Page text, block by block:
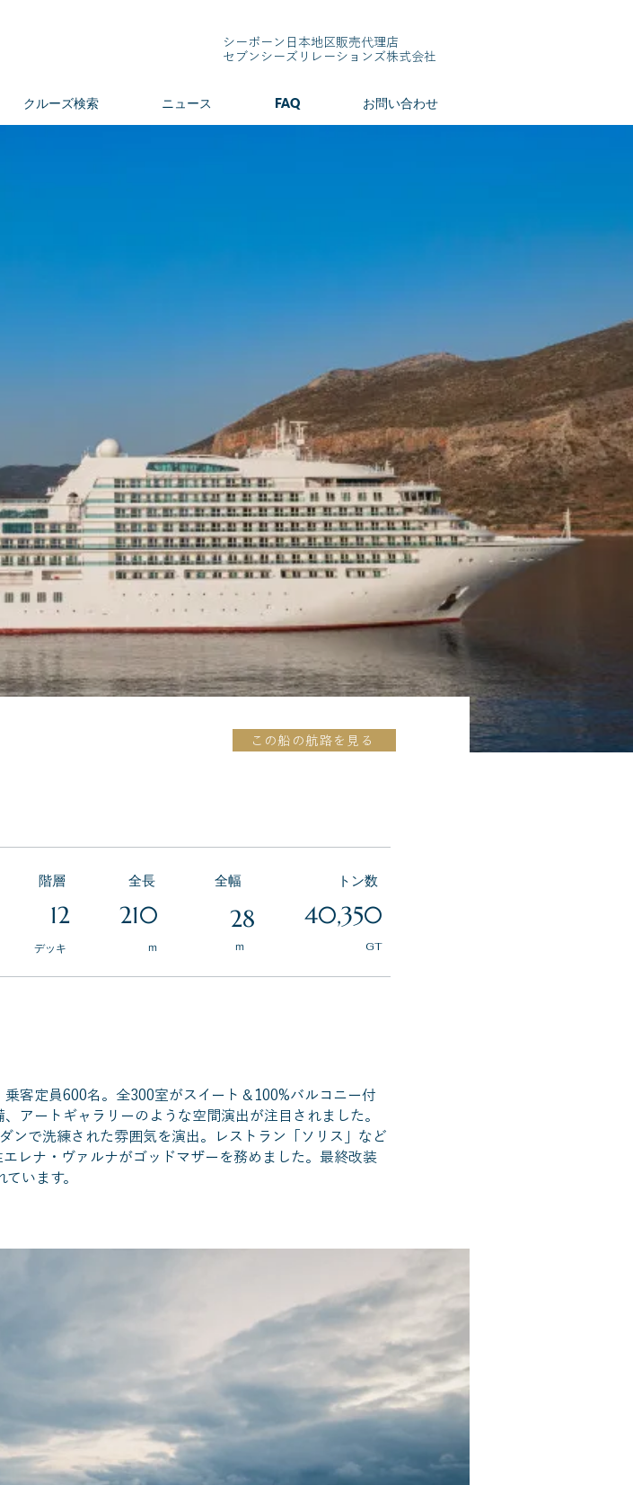
シーボーン日本地区販売代理店
​セブンシーズリレーションズ株式会社
クルーズ検索 ニュース FAQ お問い合わせ
この船の航路を見る
​階層
12
デッキ
​全長
210
ｍ
​全幅
28
ｍ
トン数
40,350
GT
客定員600名。全300室がスイート＆100%バルコニー付
アートギャラリーのような空間演出が注目されました。
ンで洗練された雰囲気を演出。レストラン「ソリス」など
レナ・ヴァルナがゴッドマザーを務めました。最終改装
います。